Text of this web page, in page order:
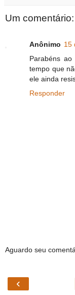
Um comentário:
Anônimo 15
Parabéns
tempo que
ele ainda
Responder
Aguardo seu
‹